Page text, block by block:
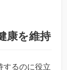
康を維持
するのに役立